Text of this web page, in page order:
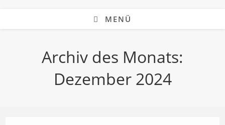
MENÜ
Archiv des Monats:
Dezember 2024